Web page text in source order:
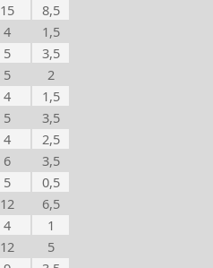
15
8,5
4
1,5
5
3,5
5
2
4
1,5
5
3,5
4
2,5
6
3,5
5
0,5
12
6,5
4
1
12
5